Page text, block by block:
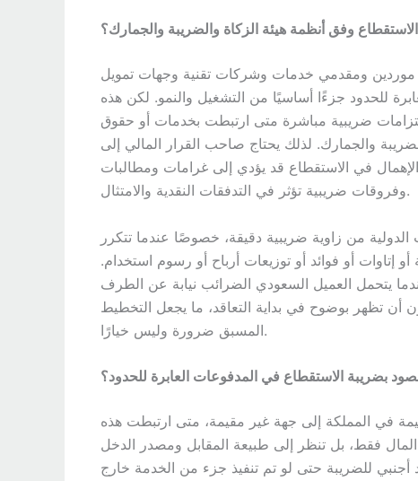
وفق أنظمة هيئة الزكاة والضريبة والجمارك؟
موردين ومقدمي خدمات وشركات تقنية وجهات تمويل
للحدود جزءًا أساسيًا من التشغيل والنمو. لكن هذه
ضريبية مباشرة متى ارتبطت بخدمات أو حقوق
والجمارك. لذلك يحتاج صاحب القرار المالي إلى
في الاستقطاع قد يؤدي إلى غرامات ومطالبات
وفروقات ضريبية تؤثر في التدفقات النقدية والامتثال.
من زاوية ضريبية دقيقة، خصوصًا عندما تتكرر
إتاوات أو فوائد أو توزيعات أرباح أو رسوم استخدام.
يتحمل العميل السعودي الضرائب نيابة عن الطرف
أن تظهر بوضوح في بداية التعاقد، ما يجعل التخطيط
المسبق ضرورة وليس خيارًا.
بضريبة الاستقطاع في المدفوعات العابرة للحدود؟
في المملكة إلى جهة غير مقيمة، متى ارتبطت هذه
المال فقط، بل تنظر إلى طبيعة المقابل ومصدر الدخل
أجنبي للضريبة حتى لو تم تنفيذ جزء من الخدمة خارج